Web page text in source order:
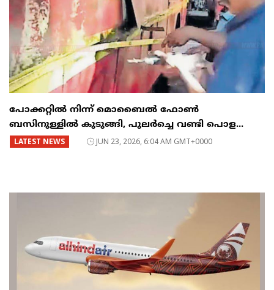
പോക്കറ്റിൽ നിന്ന് മൊബൈൽ ഫോൺ
ബസിനുള്ളിൽ കുടുങ്ങി, പുലർച്ചെ വണ്ടി പൊള...
LATEST NEWS JUN 23, 2026, 6:04 AM GMT+0000